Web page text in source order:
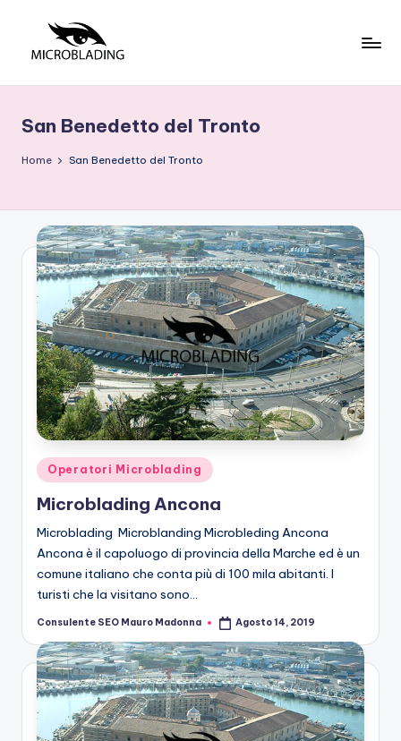
r
si
ic
r
o
b
la
di
n
g
M
ic
o
b
n
di
n
g
insegnamenti
base
San Benedetto del Tronto
Home San Benedetto del Tronto
Posted
in
Operatori Microblading
Microblading Ancona
Microblading Microblanding Microbleding Ancona
Ancona è il capoluogo di provincia della Marche ed è un
comune italiano che conta più di 100 mila abitanti. I
turisti che la visitano sono…
Posted
Consulente SEO Mauro Madonna Agosto 14, 2019